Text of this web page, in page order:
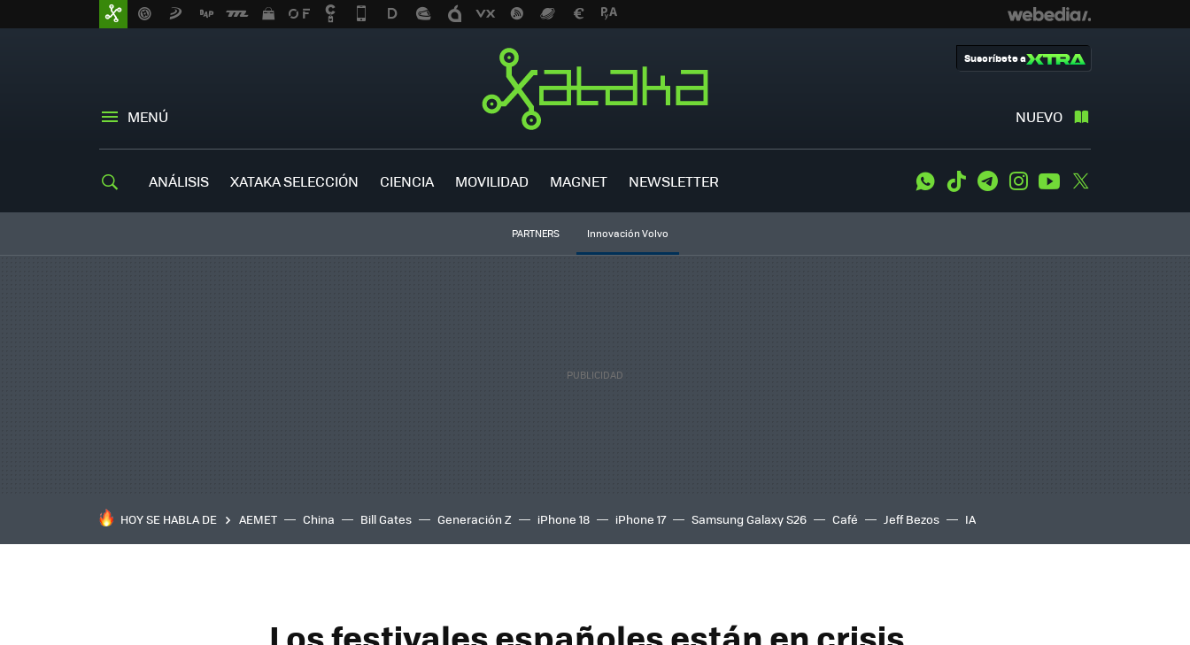
MENÚ NUEVO
Suscríbete a
ANÁLISIS XATAKA SELECCIÓN CIENCIA MOVILIDAD MAGNET NEWSLETTER WhatsApp
Tiktok TelegramInstagramYoutube
PARTNERS Innovación Volvo
HOY SE HABLA DE AEMET China Bill Gates Generación Z iPhone 18 iPhone 17 Samsung Galaxy S26 Café Jeff Bezos IA